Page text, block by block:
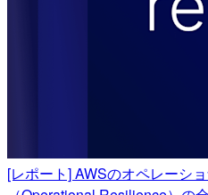
[レポート] AWSのオペレーシ